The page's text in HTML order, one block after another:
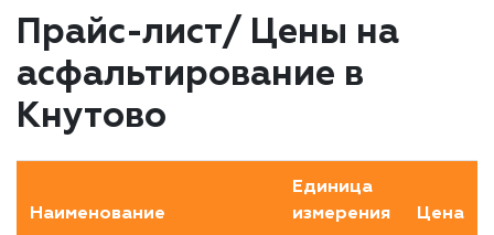
Прайс-лист/ Цены на
асфальтирование в
Кнутово
Наименование
Единица
измерения
Цена